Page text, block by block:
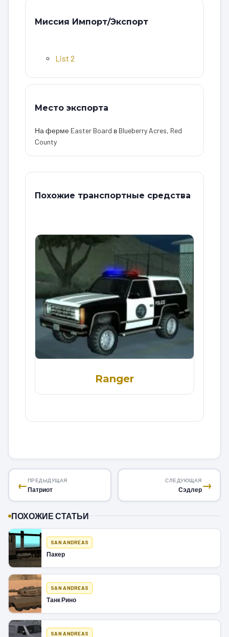
Миссия Импорт/Экспорт
List 2
Место экспорта
На ферме Easter Board в Blueberry Acres, Red
County
Похожие транспортные средства
Ranger
←ПРЕДЫДУЩАЯ
Патриот →
СЛЕДУЮЩАЯ
Сэдлер
ПОХОЖИЕ СТАТЬИ
SAN ANDREAS
Пакер
SAN ANDREAS
Танк Рино
SAN ANDREAS